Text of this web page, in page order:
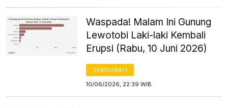
Waspada! Malam Ini Gunung
Lewotobi Laki-laki Kembali
Erupsi (Rabu, 10 Juni 2026)
DEMOGRAFI
10/06/2026, 22:39 WIB